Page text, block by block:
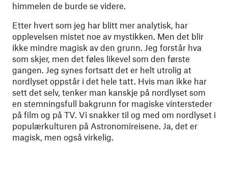
himmelen de burde se videre.
Etter hvert som jeg har blitt mer analytisk, har
opplevelsen mistet noe av mystikken. Men det blir
ikke mindre magisk av den grunn. Jeg forstår hva
som skjer, men det føles likevel som den første
gangen. Jeg synes fortsatt det er helt utrolig at
nordlyset oppstår i det hele tatt. Hvis man ikke har
sett det selv, tenker man kanskje på nordlyset som
en stemningsfull bakgrunn for magiske vintersteder
på film og på TV. Vi snakker til og med om nordlyset i
populærkulturen på Astronomireisene. Ja, det er
magisk, men også virkelig.